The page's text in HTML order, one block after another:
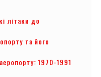
літаки до
та його
1970-1991